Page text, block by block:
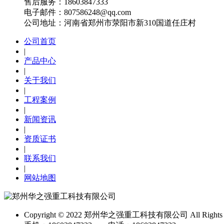
电子邮件： 807586248@qq.com‬‬
公司地址： 河南省郑州市荥阳市新310国道任庄村
公司首页
|
产品中心
|
关于我们
|
工程案例
|
新闻资讯
|
资质证书
|
联系我们
|
网站地图
Copyright © 2022 郑州华之强重工科技有限公司 All Rights